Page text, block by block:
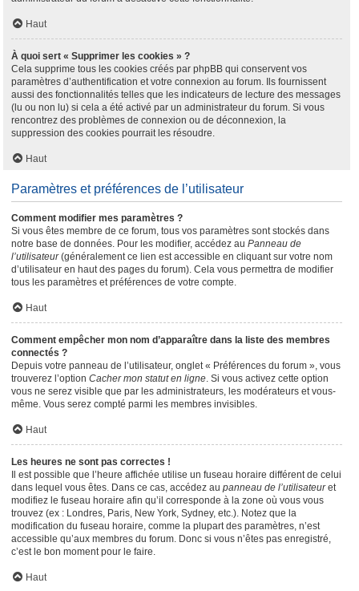
Haut
À quoi sert « Supprimer les cookies » ?
Cela supprime tous les cookies créés par phpBB qui conservent vos
paramètres d’authentification et votre connexion au forum. Ils fournissent
aussi des fonctionnalités telles que les indicateurs de lecture des messages
(lu ou non lu) si cela a été activé par un administrateur du forum. Si vous
rencontrez des problèmes de connexion ou de déconnexion, la
suppression des cookies pourrait les résoudre.
Haut
Paramètres et préférences de l’utilisateur
Comment modifier mes paramètres ?
Si vous êtes membre de ce forum, tous vos paramètres sont stockés dans
notre base de données. Pour les modifier, accédez au Panneau de
l’utilisateur(généralement ce lien est accessible en cliquant sur votre nom
d’utilisateur en haut des pages du forum). Cela vous permettra de modifier
tous les paramètres et préférences de votre compte.
Haut
Comment empêcher mon nom d’apparaître dans la liste des membres
connectés ?
Depuis votre panneau de l’utilisateur, onglet « Préférences du forum », vous
trouverez l’option Cacher mon statut en ligne. Si vous activez cette option
vous ne serez visible que par les administrateurs, les modérateurs et vous-
même. Vous serez compté parmi les membres invisibles.
Haut
Les heures ne sont pas correctes !
Il est possible que l’heure affichée utilise un fuseau horaire différent de celui
dans lequel vous êtes. Dans ce cas, accédez au panneau de l’utilisateuret
modifiez le fuseau horaire afin qu’il corresponde à la zone où vous vous
trouvez (ex : Londres, Paris, New York, Sydney, etc.). Notez que la
modification du fuseau horaire, comme la plupart des paramètres, n’est
accessible qu’aux membres du forum. Donc si vous n’êtes pas enregistré,
c’est le bon moment pour le faire.
Haut